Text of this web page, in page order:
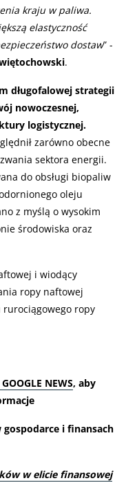
kraju w paliwa.
elastyczność
dostaw” -
.
długofalowej strategii
nowoczesnej,
logistycznej.
zarówno obecne
sektora energii.
do obsługi biopaliw
oleju
z myślą o wysokim
środowiska oraz
i wiodący
ropy naftowej
ropy
NEWS, aby
gospodarce i finansach
w elicie finansowej